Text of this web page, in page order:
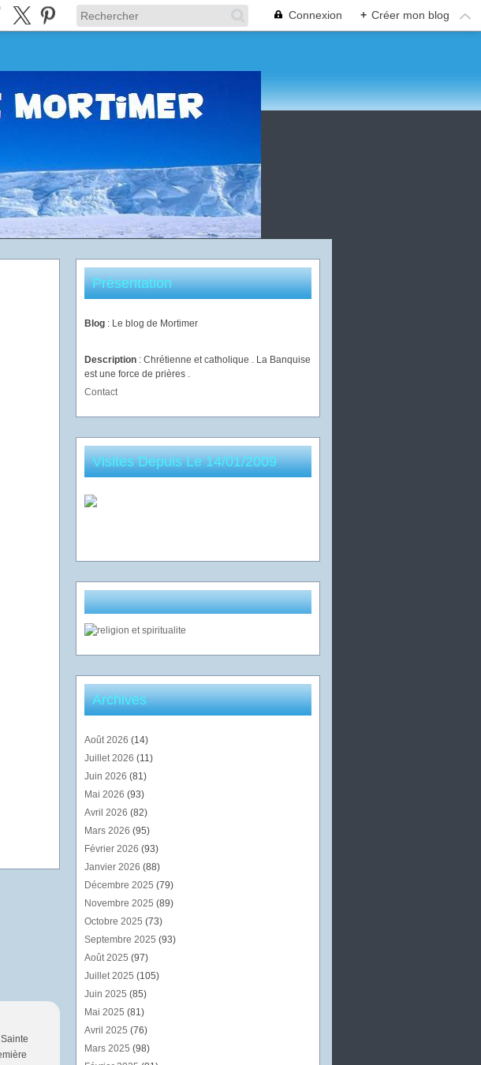
Connexion + Créer mon blog
Présentation
Blog : Le blog de Mortimer
Description : Chrétienne et catholique . La Banquise
est une force de prières .
Contact
Visites Depuis Le 14/01/2009
Archives
Août 2026 (14)
Juillet 2026 (11)
Juin 2026 (81)
Mai 2026 (93)
Avril 2026 (82)
Mars 2026 (95)
Février 2026 (93)
Janvier 2026 (88)
Décembre 2025 (79)
Novembre 2025 (89)
Octobre 2025 (73)
Septembre 2025 (93)
Août 2025 (97)
Juillet 2025 (105)
Juin 2025 (85)
Mai 2025 (81)
Avril 2025 (76)
Mars 2025 (98)